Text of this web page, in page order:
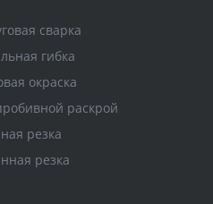
сварка
гибка
окраска
раскрой
резка
резка